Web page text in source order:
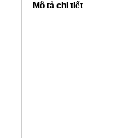
Mô tả chi tiết